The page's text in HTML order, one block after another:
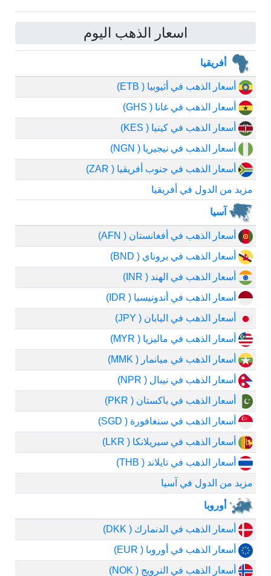
اسعار الذهب اليوم
أفريقيا
أسعار الذهب في أثيوبيا ( ETB)
أسعار الذهب في غانا ( GHS)
أسعار الذهب في كينيا ( KES)
أسعار الذهب في نيجيريا ( NGN)
أسعار الذهب في جنوب أفريقيا ( ZAR)
مزيد من الدول في أفريقيا
آسيا
أسعار الذهب في أفغانستان ( AFN)
أسعار الذهب في بروناي ( BND)
أسعار الذهب في الهند ( INR)
أسعار الذهب في أندونيسيا ( IDR)
أسعار الذهب في اليابان ( JPY)
أسعار الذهب في ماليزيا ( MYR)
أسعار الذهب في ميانمار ( MMK)
أسعار الذهب في نيبال ( NPR)
أسعار الذهب في باكستان ( PKR)
أسعار الذهب في سنغافورة ( SGD)
أسعار الذهب في سيريلانكا ( LKR)
أسعار الذهب في تايلاند ( THB)
مزيد من الدول في آسيا
أوروبا
أسعار الذهب في الدنمارك ( DKK)
أسعار الذهب في أوروبا ( EUR)
أسعار الذهب في النرويج ( NOK)